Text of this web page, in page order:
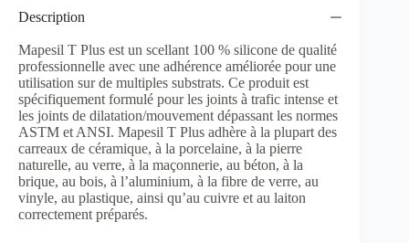
Tempête
sable
299
ml
quantity
Description
Mapesil T Plus est un scellant 100 % silicone de qualité
professionnelle avec une adhérence améliorée pour une
utilisation sur de multiples substrats. Ce produit est
spécifiquement formulé pour les joints à trafic intense et
les joints de dilatation/mouvement dépassant les normes
ASTM et ANSI. Mapesil T Plus adhère à la plupart des
carreaux de céramique, à la porcelaine, à la pierre
naturelle, au verre, à la maçonnerie, au béton, à la
brique, au bois, à l’aluminium, à la fibre de verre, au
vinyle, au plastique, ainsi qu’au cuivre et au laiton
correctement préparés.